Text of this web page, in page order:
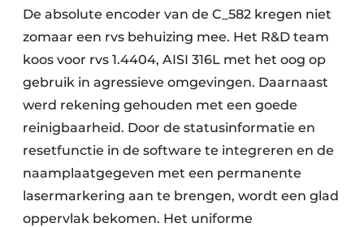
De absolute encoder van de C_582 kregen niet
zomaar een rvs behuizing mee. Het R&D team
koos voor rvs 1.4404, AISI 316L met het oog op
gebruik in agressieve omgevingen. Daarnaast
werd rekening gehouden met een goede
reinigbaarheid. Door de statusinformatie en
resetfunctie in de software te integreren en de
naamplaatgegeven met een permanente
lasermarkering aan te brengen, wordt een glad
oppervlak bekomen. Het uniforme